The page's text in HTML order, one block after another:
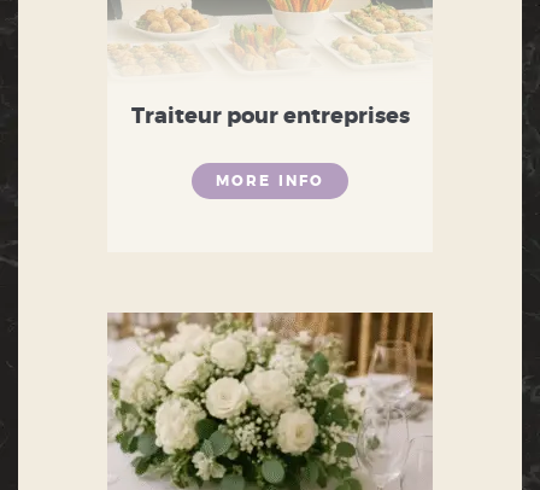
Traiteur pour entreprises
MORE INFO